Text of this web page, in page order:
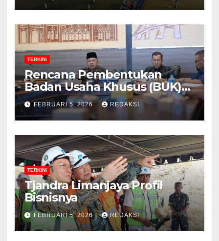
TERKINI
Rencana Pembentukan
Badan Usaha Khusus (BUK)
Menguat dalam Revisi RUU
Migas, Ini Alasannya!
FEBRUARI 5, 2026 REDAKSI
TERKINI
Tjandra Limanjaya Profil
Bisnisnya
FEBRUARI 5, 2026 REDAKSI